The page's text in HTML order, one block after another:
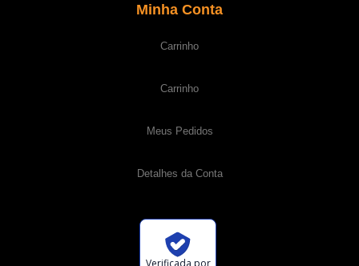
Minha Conta
Carrinho
Carrinho
Meus Pedidos
Detalhes da Conta